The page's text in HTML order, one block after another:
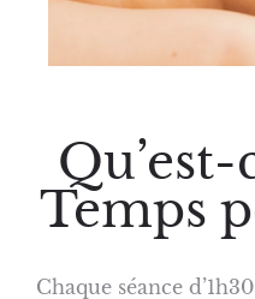
Qu’est-
Temps
Chaque séance